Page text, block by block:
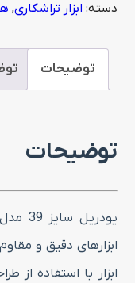
مدل
C32-
161WC06
دسته: ابزار تراشکاری,
توضیحات
توضیحات
ابزارهای دقیق و
ابزار با استفاده از